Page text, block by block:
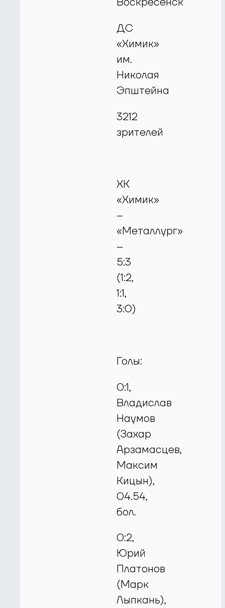
ДС
«Химик»
им.
Николая
Эпштейна
3212
зрителей
ХК
«Химик»
–
«Металлург»
–
5:3
(1:2,
1:1,
3:0)
Голы:
0:1,
Владислав
Наумов
(Захар
Арзамасцев,
Максим
Кицын),
04.54,
бол.
0:2,
Юрий
Платонов
(Марк
Лыпкань),